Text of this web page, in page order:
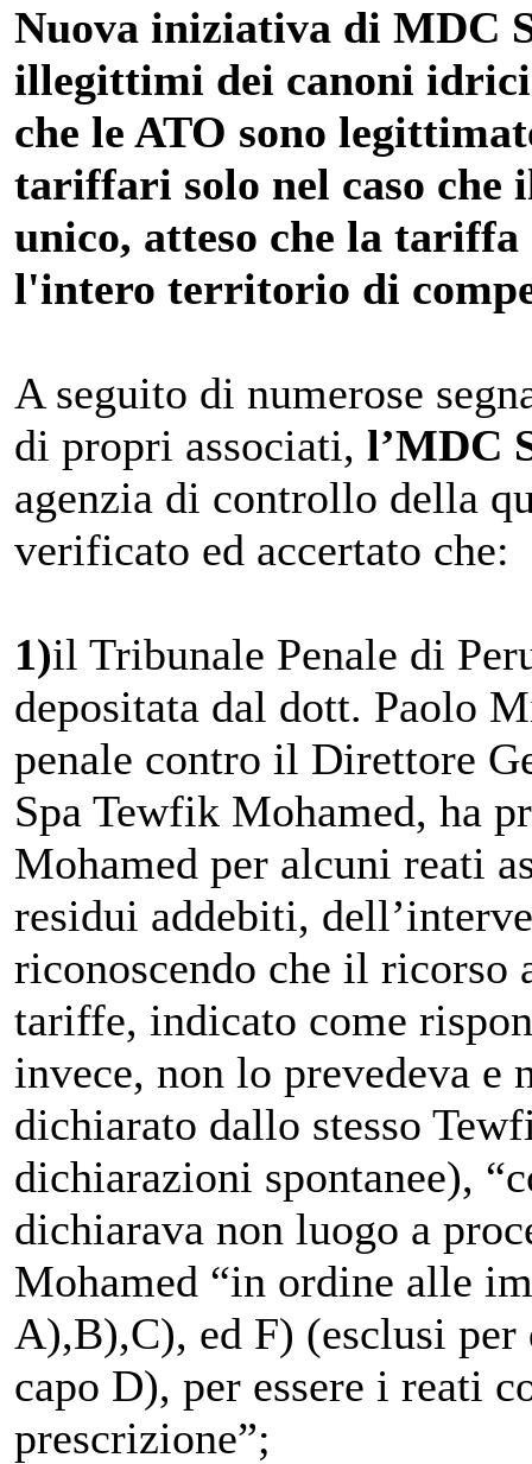
Nuova iniziativa di MDC
illegittimi dei canoni
che le ATO sono
tariffari solo nel caso che
unico, atteso che la tariffa
l'intero territorio di
A seguito di numerose
di propri associati, l’MDC
agenzia di controllo della
verificato ed accertato che:
1)il Tribunale Penale di
depositata dal dott. Paolo
penale contro il Direttore
Spa Tewfik Mohamed, ha
Mohamed per alcuni reati
residui addebiti,
riconoscendo che il ricorso
tariffe, indicato come
invece, non lo prevedeva e
dichiarato dallo stesso
dichiarazioni spontanee),
dichiarava non luogo a
Mohamed “in ordine alle
A),B),C), ed F) (esclusi
capo D), per essere i reati
prescrizione”;